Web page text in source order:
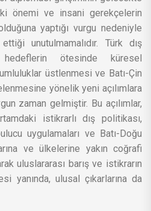
önemi ve insani gerekçelerin
yaptığı vurgu nedeniyle
unutulmamalıdır. Türk dış
hedeflerin ötesinde küresel
üstlenmesi ve Batı-Çin
yönelik yeni açılımlara
zaman gelmiştir. Bu açılımlar,
istikrarlı dış politikası,
uygulamaları ve Batı-Doğu
ve ülkelerine yakın coğrafi
uluslararası barış ve istikrarın
yanında, ulusal çıkarlarına da